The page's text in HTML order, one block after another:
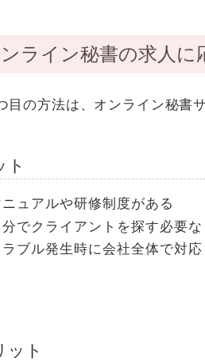
ライン秘書の求人に
目の方法は、 オンライン秘書
ト
ニュアルや研修制度がある
分でクライアントを探す必要な
ラブル発生時に会社全体で対
ット